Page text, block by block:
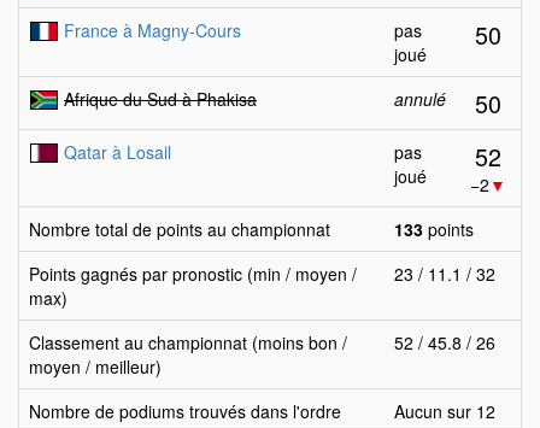
France à Magny-Cours
pas
joué
50
Afrique du Sud à Phakisa annulé 50
Qatar à Losail
pas
joué
52
−2 ▼
Nombre total de points au championnat
133 points
Points gagnés par pronostic (min / moyen /
max)
23 / 11.1 / 32
Classement au championnat (moins bon /
moyen / meilleur)
52 / 45.8 / 26
Nombre de podiums trouvés dans l'ordre Aucun sur 12